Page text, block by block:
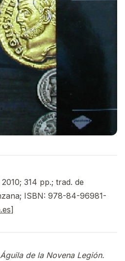
314 pp.; trad. de
ISBN: 978-84-96981-
]
de la Novena Legión.